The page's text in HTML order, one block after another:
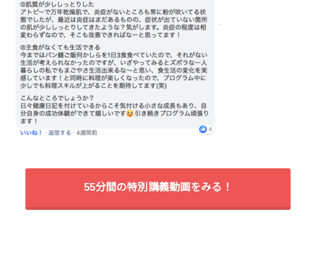
55分間の特別講義動画をみる！